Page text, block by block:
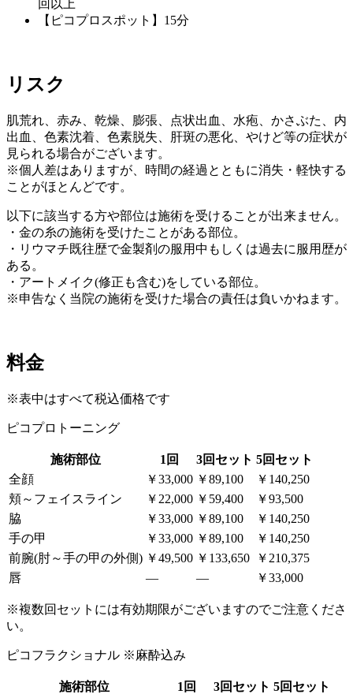
回以上
【ピコプロスポット】15分
リスク
肌荒れ、赤み、乾燥、膨張、点状出血、水疱、かさぶた、内
出血、色素沈着、色素脱失、肝斑の悪化、やけど等の症状が
見られる場合がございます。
※個人差はありますが、時間の経過とともに消失・軽快する
ことがほとんどです。
以下に該当する方や部位は施術を受けることが出来ません。
・金の糸の施術を受けたことがある部位。
・リウマチ既往歴で金製剤の服用中もしくは過去に服用歴が
ある。
・アートメイク(修正も含む)をしている部位。
※申告なく当院の施術を受けた場合の責任は負いかねます。
料金
※表中はすべて税込価格です
ピコプロトーニング
施術部位 1回 3回セット 5回セット
全顔
￥33,000 ￥89,100
￥140,250
頬～フェイスライン
￥22,000 ￥59,400
￥93,500
脇
￥33,000 ￥89,100
￥140,250
手の甲
￥33,000 ￥89,100
￥140,250
前腕(肘～手の甲の外側) ￥49,500 ￥133,650
￥210,375
唇
― ― ￥33,000
※複数回セットには有効期限がございますのでご注意くださ
い。
ピコフラクショナル ※麻酔込み
施術部位 1回 3回セット 5回セット